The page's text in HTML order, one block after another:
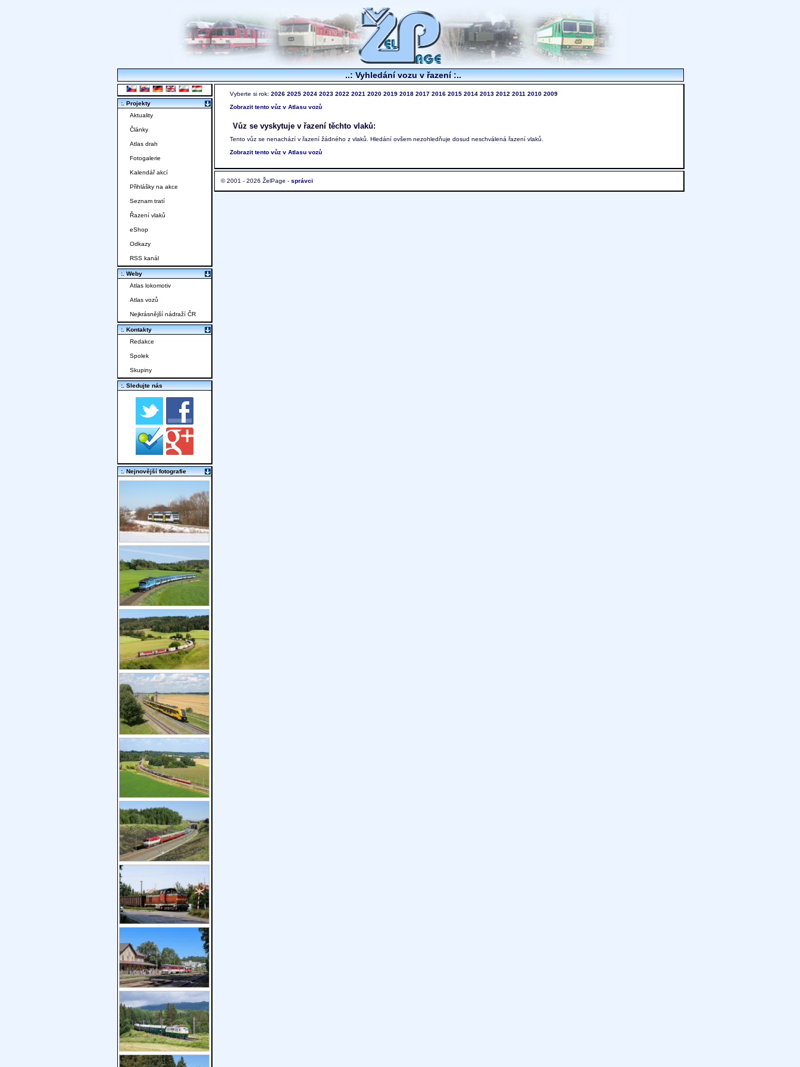
..: Vyhledání vozu v řazení :..
Vyberte si rok: 2026 2025 2024 2023 2022 2021 2020 2019 2018 2017 2016 2015 2014 2013 2012 2011 2010 2009
Zobrazit tento vůz v Atlasu vozů
Vůz se vyskytuje v řazení těchto vlaků:
Tento vůz se nenachází v řazení žádného z vlaků. Hledání ovšem nezohledňuje dosud neschválená řazení vlaků.
Zobrazit tento vůz v Atlasu vozů
© 2001 - 2026 ŽelPage - správci
:. Projekty
Aktuality
Články
Atlas drah
Fotogalerie
Kalendář akcí
Přihlášky na akce
Seznam tratí
Řazení vlaků
eShop
Odkazy
RSS kanál
:. Weby
Atlas lokomotiv
Atlas vozů
Nejkrásnější nádraží ČR
:. Kontakty
Redakce
Spolek
Skupiny
:. Sledujte nás
:. Nejnovější fotografie